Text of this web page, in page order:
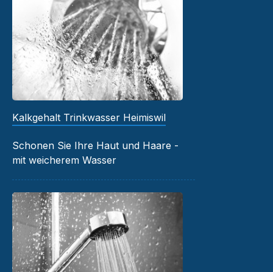
Kalkgehalt Trinkwasser Heimiswil
Schonen Sie Ihre Haut und Haare -
mit weicherem Wasser